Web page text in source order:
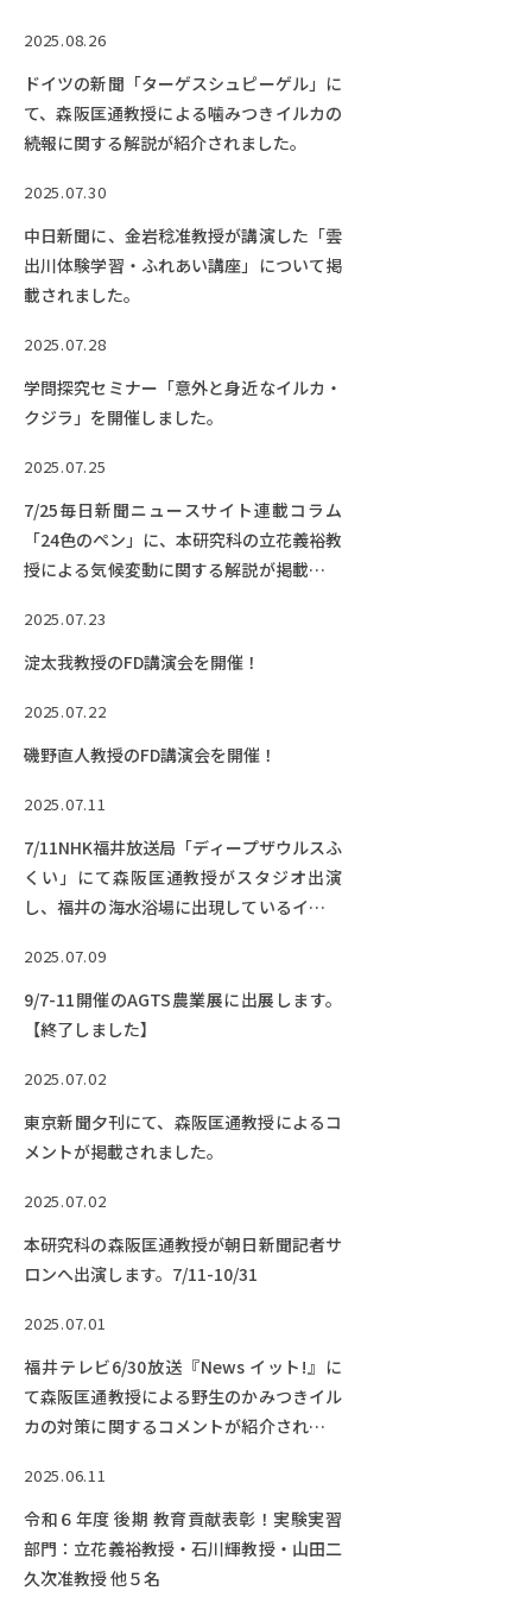
2025.08.26
ドイツの新聞「ターゲスシュピーゲル」に
て、森阪匡通教授による噛みつきイルカの
続報に関する解説が紹介されました。
2025.07.30
中日新聞に、金岩稔准教授が講演した「雲
出川体験学習・ふれあい講座」について掲
載されました。
2025.07.28
学問探究セミナー「意外と身近なイルカ・
クジラ」を開催しました。
2025.07.25
7/25毎日新聞ニュースサイト連載コラム
「24色のペン」に、本研究科の立花義裕教
授による気候変動に関する解説が掲載され
2025.07.23
淀太我教授のFD講演会を開催！
2025.07.22
磯野直人教授のFD講演会を開催！
2025.07.11
7/11NHK福井放送局「ディープザウルスふ
くい」にて森阪匡通教授がスタジオ出演
し、福井の海水浴場に出現しているイルカ
2025.07.09
9/7-11開催のAGTS農業展に出展します。
【終了しました】
2025.07.02
東京新聞夕刊にて、森阪匡通教授によるコ
メントが掲載されました。
2025.07.02
本研究科の森阪匡通教授が朝日新聞記者サ
ロンへ出演します。7/11-10/31
2025.07.01
福井テレビ6/30放送『News イット!』に
て森阪匡通教授による野生のかみつきイル
カの対策に関するコメントが紹介されまし
2025.06.11
令和６年度 後期 教育貢献表彰！実験実習
部門：立花義裕教授・石川輝教授・山田二
久次准教授 他５名